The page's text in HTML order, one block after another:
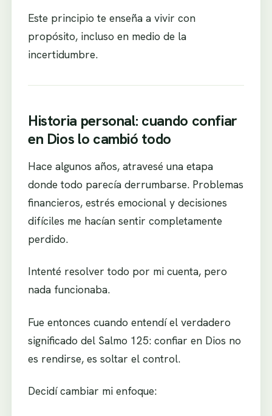
Este principio te enseña a vivir con
propósito, incluso en medio de la
incertidumbre.
Historia personal: cuando confiar
en Dios lo cambió todo
Hace algunos años, atravesé una etapa
donde todo parecía derrumbarse. Problemas
financieros, estrés emocional y decisiones
difíciles me hacían sentir completamente
perdido.
Intenté resolver todo por mi cuenta, pero
nada funcionaba.
Fue entonces cuando entendí el verdadero
significado del Salmo 125: confiar en Dios no
es rendirse, es soltar el control.
Decidí cambiar mi enfoque: